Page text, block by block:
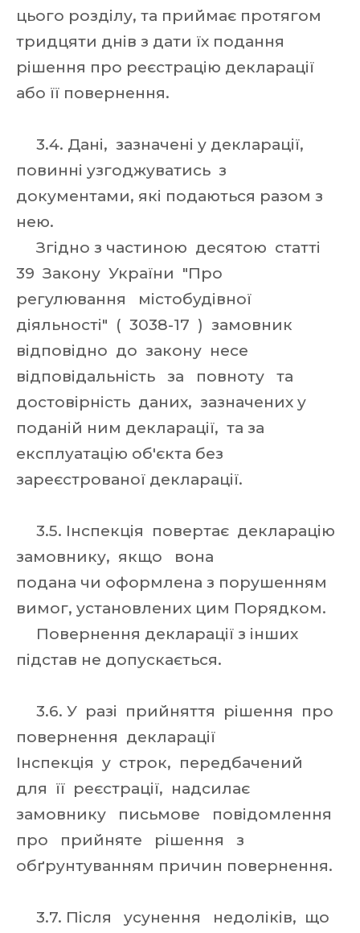
цього розділу, та приймає протягом
тридцяти днів з дати їх подання
рішення про реєстрацію декларації
або її повернення.
3.4. Дані, зазначені у декларації,
повинні узгоджуватись з
документами, які подаються разом з
нею.
Згідно з частиною десятою статті
39 Закону України "Про
регулювання містобудівної
діяльності" ( 3038-17 ) замовник
відповідно до закону несе
відповідальність за повноту та
достовірність даних, зазначених у
поданій ним декларації, та за
експлуатацію об'єкта без
зареєстрованої декларації.
3.5. Інспекція повертає декларацію
замовнику, якщо вона
подана чи оформлена з порушенням
вимог, установлених цим Порядком.
Повернення декларації з інших
підстав не допускається.
3.6. У разі прийняття рішення про
повернення декларації
Інспекція у строк, передбачений
для її реєстрації, надсилає
замовнику письмове повідомлення
про прийняте рішення з
обґрунтуванням причин повернення.
3.7. Після усунення недоліків, що